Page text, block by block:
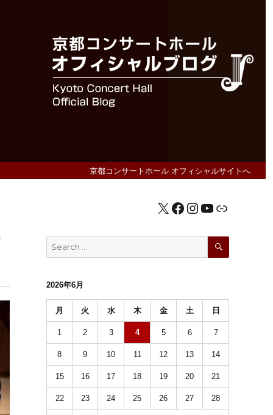
京都コンサートホール オフィシャルサイトへ
X Facebook
Instagram
YouTube
公式HP
Search
for:
SEARCH
2026年6月
月 火 水 木 金 土 日
1 2 3 4 5 6 7
8 9 10 11 12 13 14
15 16 17 18 19 20 21
22 23 24 25 26 27 28